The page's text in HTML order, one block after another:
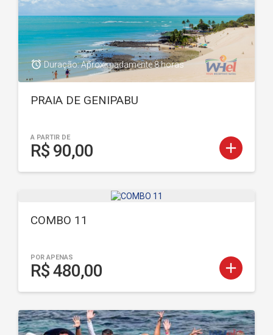
add
access_alarmDuração: Aproximadamente 8 horas
PRAIA DE GENIPABU
A PARTIR DE
R$ 90,00
add
COMBO 11
POR APENAS
R$ 480,00